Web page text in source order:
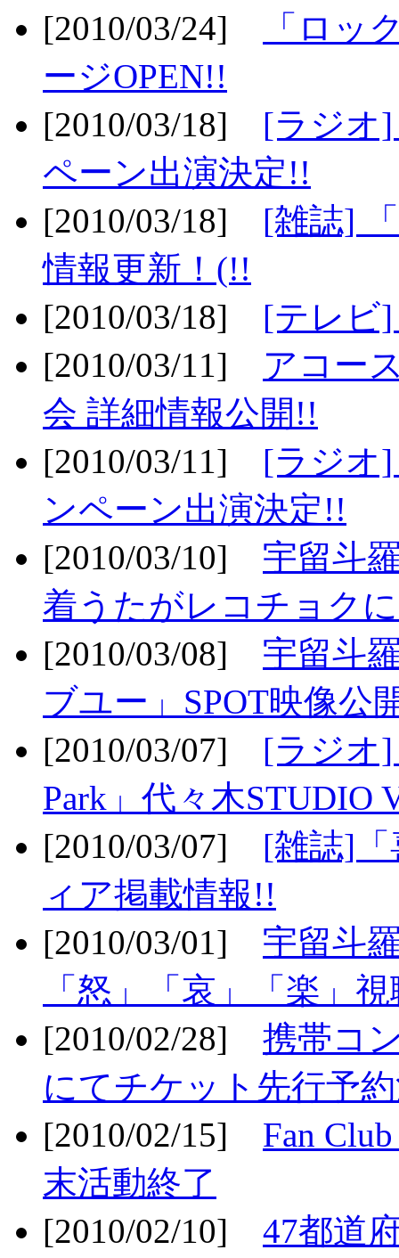
[2010/03/24]
「ロッ
ージOPEN!!
[2010/03/18] [ラジオ
ペーン出演決定!!
[2010/03/18] [雑誌]
情報更新！(!!
[2010/03/18] [テレビ
[2010/03/11] アコー
会 詳細情報公開!!
[2010/03/11] [ラジオ
ンペーン出演決定!!
[2010/03/10] 宇留斗
着うたがレコチョク
[2010/03/08] 宇留斗
ブユー」SPOT映像公
[2010/03/07] [ラジオ]
Park」代々木STUDIO
[2010/03/07] [雑誌]「
ィア掲載情報!!
[2010/03/01] 宇留斗
「怒」「哀」「楽」
[2010/02/28] 携帯コ
にてチケット先行予
[2010/02/15] Fan
末活動終了
[2010/02/10] 47都道